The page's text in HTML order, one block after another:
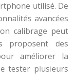
utilisé. De
avancées
calibrage peut
proposent des
améliorer la
tester plusieurs